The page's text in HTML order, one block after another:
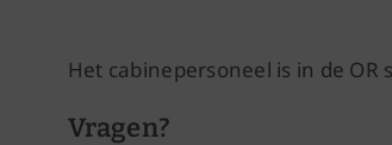
Het cabinepersoneel is in de
Vragen?